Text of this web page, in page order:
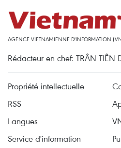
AGENCE VIETNAMIENNE D'INFORMATION
Rédacteur en chef: TRÂN TIÊN
Propriété intellectuelle
RSS
Langues
Service d'information